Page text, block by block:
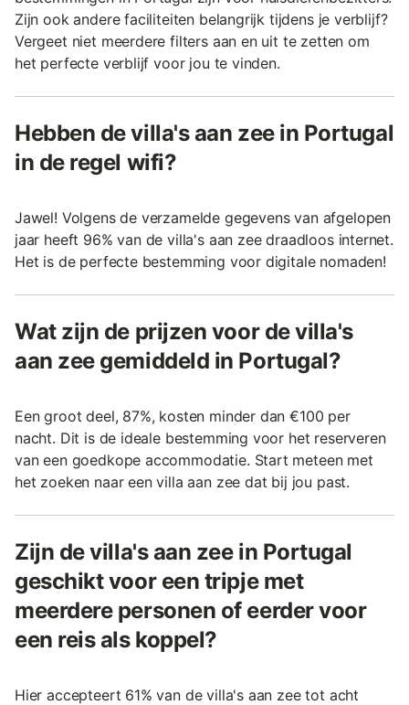
Zijn ook andere faciliteiten belangrijk tijdens je verblijf?
Vergeet niet meerdere filters aan en uit te zetten om
het perfecte verblijf voor jou te vinden.
Hebben de villa's aan zee in Portugal
in de regel wifi?
Jawel! Volgens de verzamelde gegevens van afgelopen
jaar heeft 96% van de villa's aan zee draadloos internet.
Het is de perfecte bestemming voor digitale nomaden!
Wat zijn de prijzen voor de villa's
aan zee gemiddeld in Portugal?
Een groot deel, 87%, kosten minder dan €100 per
nacht. Dit is de ideale bestemming voor het reserveren
van een goedkope accommodatie. Start meteen met
het zoeken naar een villa aan zee dat bij jou past.
Zijn de villa's aan zee in Portugal
geschikt voor een tripje met
meerdere personen of eerder voor
een reis als koppel?
Hier accepteert 61% van de villa's aan zee tot acht